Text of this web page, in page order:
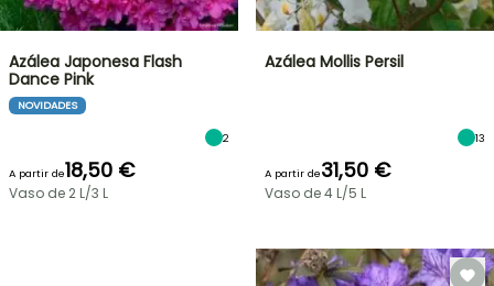
Azálea Japonesa Flash
Dance Pink
NOVIDADES
2
A partir de18,50 €
Vaso de 2 L/3 L
Azálea Mollis Persil
13
A partir de31,50 €
Vaso de 4 L/5 L